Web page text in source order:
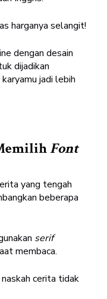
harganya selangit!
dengan desain
dijadikan
jadi lebih
Font
yang tengah
beberapa
serif
membaca.
cerita tidak